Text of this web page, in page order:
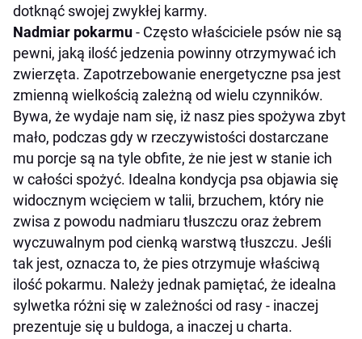
dotknąć swojej zwykłej karmy.
Nadmiar pokarmu- Często właściciele psów nie są
pewni, jaką ilość jedzenia powinny otrzymywać ich
zwierzęta. Zapotrzebowanie energetyczne psa jest
zmienną wielkością zależną od wielu czynników.
Bywa, że wydaje nam się, iż nasz pies spożywa zbyt
mało, podczas gdy w rzeczywistości dostarczane
mu porcje są na tyle obfite, że nie jest w stanie ich
w całości spożyć. Idealna kondycja psa objawia się
widocznym wcięciem w talii, brzuchem, który nie
zwisa z powodu nadmiaru tłuszczu oraz żebrem
wyczuwalnym pod cienką warstwą tłuszczu. Jeśli
tak jest, oznacza to, że pies otrzymuje właściwą
ilość pokarmu. Należy jednak pamiętać, że idealna
sylwetka różni się w zależności od rasy - inaczej
prezentuje się u buldoga, a inaczej u charta.